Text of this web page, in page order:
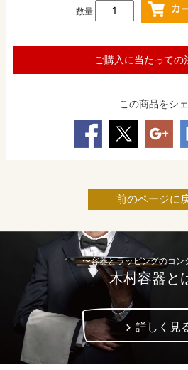
数量
ご購入に当たっての
この商品をシ
前のページに
〜容器とラッピングのコン
木村容器と
詳しく見